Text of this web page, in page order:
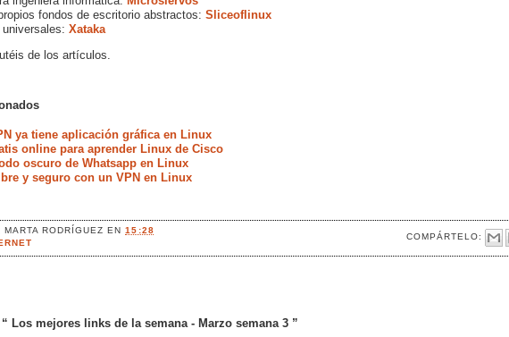
fondos de escritorio abstractos: Sliceoflinux
Xataka
de los artículos.
ya tiene aplicación gráfica en Linux
online para aprender Linux de Cisco
oscuro de Whatsapp en Linux
y seguro con un VPN en Linux
MARTA RODRÍGUEZEN15:28
COMPÁRTELO:
Los mejores links de la semana - Marzo semana 3 ”